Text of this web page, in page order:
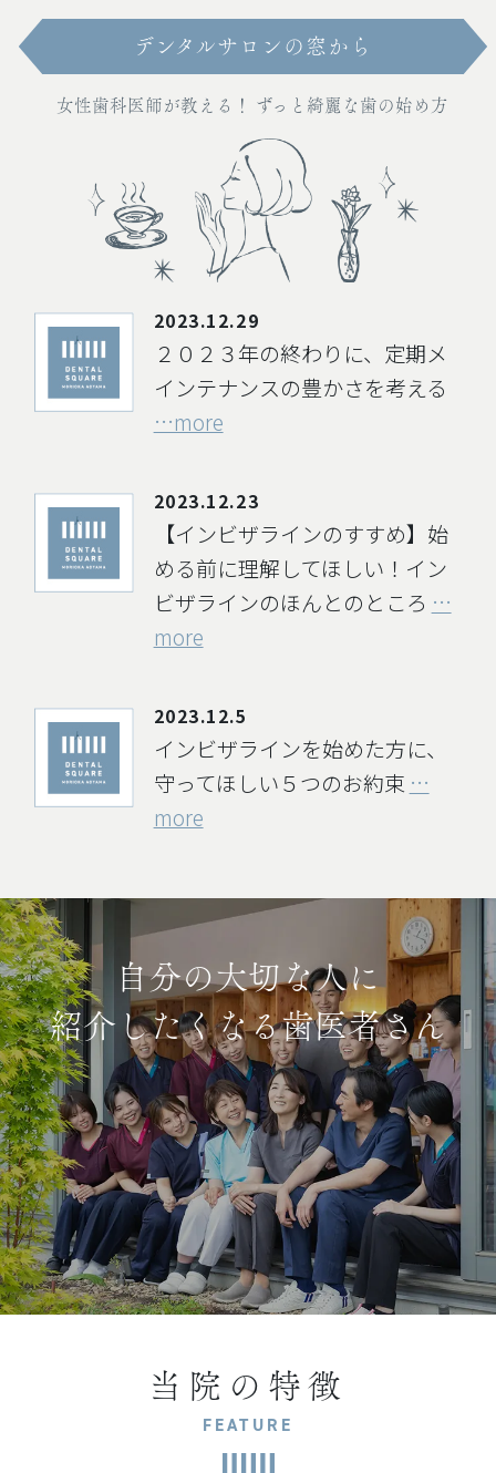
デンタルサロンの窓から
女性歯科医師が教える！ ずっと綺麗な歯の始め方
2023.12.29
２０２３年の終わりに、定期メ
インテナンスの豊かさを考える
…more
2023.12.23
【インビザラインのすすめ】始
める前に理解してほしい！イン
ビザラインのほんとのところ …
more
2023.12.5
インビザラインを始めた方に、
守ってほしい５つのお約束 …
more
自分の大切な人に
紹介したくなる歯医者さん
当院の特徴
FEATURE